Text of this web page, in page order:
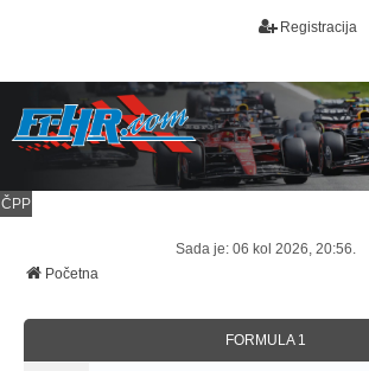
Registracija
ČPP
Sada je: 06 kol 2026, 20:56.
Početna
FORMULA 1